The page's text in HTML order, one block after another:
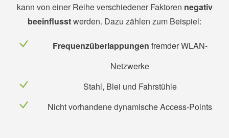
kann von einer Reihe verschiedener Faktoren negativ
beeinflusstwerden. Dazu zählen zum Beispiel:
Frequenzüberlappungen fremder WLAN-
Netzwerke
Stahl, Blei und Fahrstühle
Nicht vorhandene dynamische Access-Points